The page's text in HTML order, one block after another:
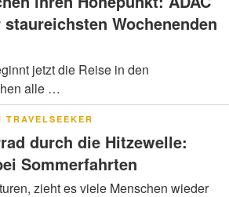
Wochenenden
jetzt die Reise in den
alle …
TRAVELSEEKER
durch die Hitzewelle:
Sommerfahrten
zieht es viele Menschen wieder